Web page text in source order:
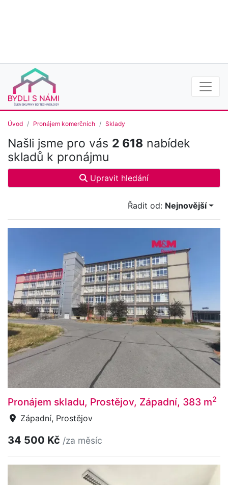
Úvod Pronájem komerčních Sklady
Našli jsme pro vás 2 618 nabídek
skladů k pronájmu
Upravit hledání
Řadit od: Nejnovější
Pronájem skladu, Prostějov, Západní, 383 m2
Západní, Prostějov
34 500 Kč /za měsíc